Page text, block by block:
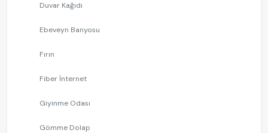
Duvar Kağıdı
Ebeveyn Banyosu
Fırın
Fiber İnternet
Giyinme Odası
Gömme Dolap